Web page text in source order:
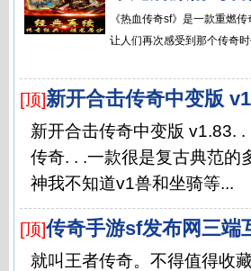
《热血传奇sf》是一款重燃
让人们再次感受到那个传奇
[顶]新开合击传奇中变版 v1
新开合击传奇中变版 v1.83.
传奇. . .一款很是复古典范的
神我不知道v1兽和坐骑等...
[顶]传奇手游sf发布网三端
就叫王者传奇。不得值得收